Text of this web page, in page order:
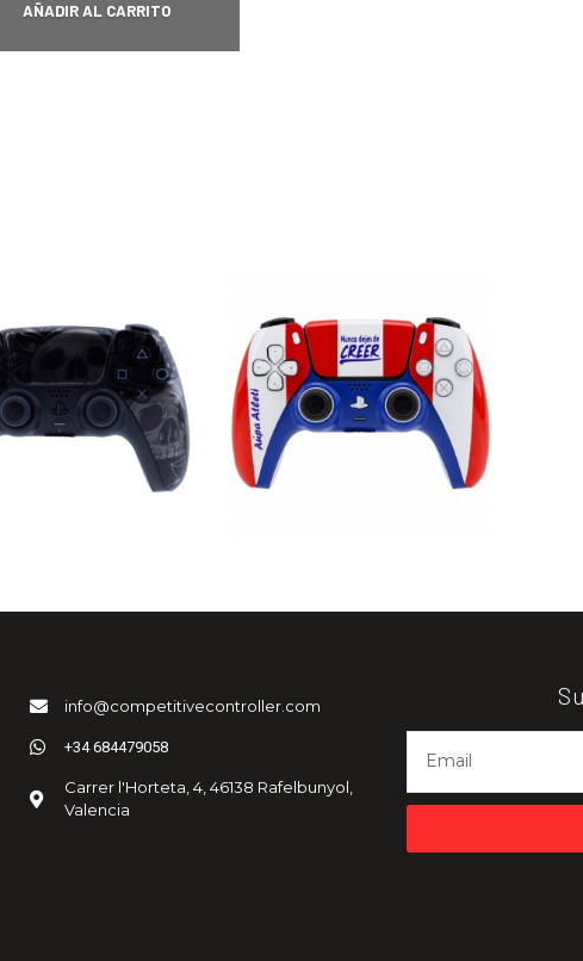
AÑADIR AL CARRITO
info@competitivecontroller.com
+34 684479058
Carrer l'Horteta, 4, 46138 Rafelbunyol,
Valencia